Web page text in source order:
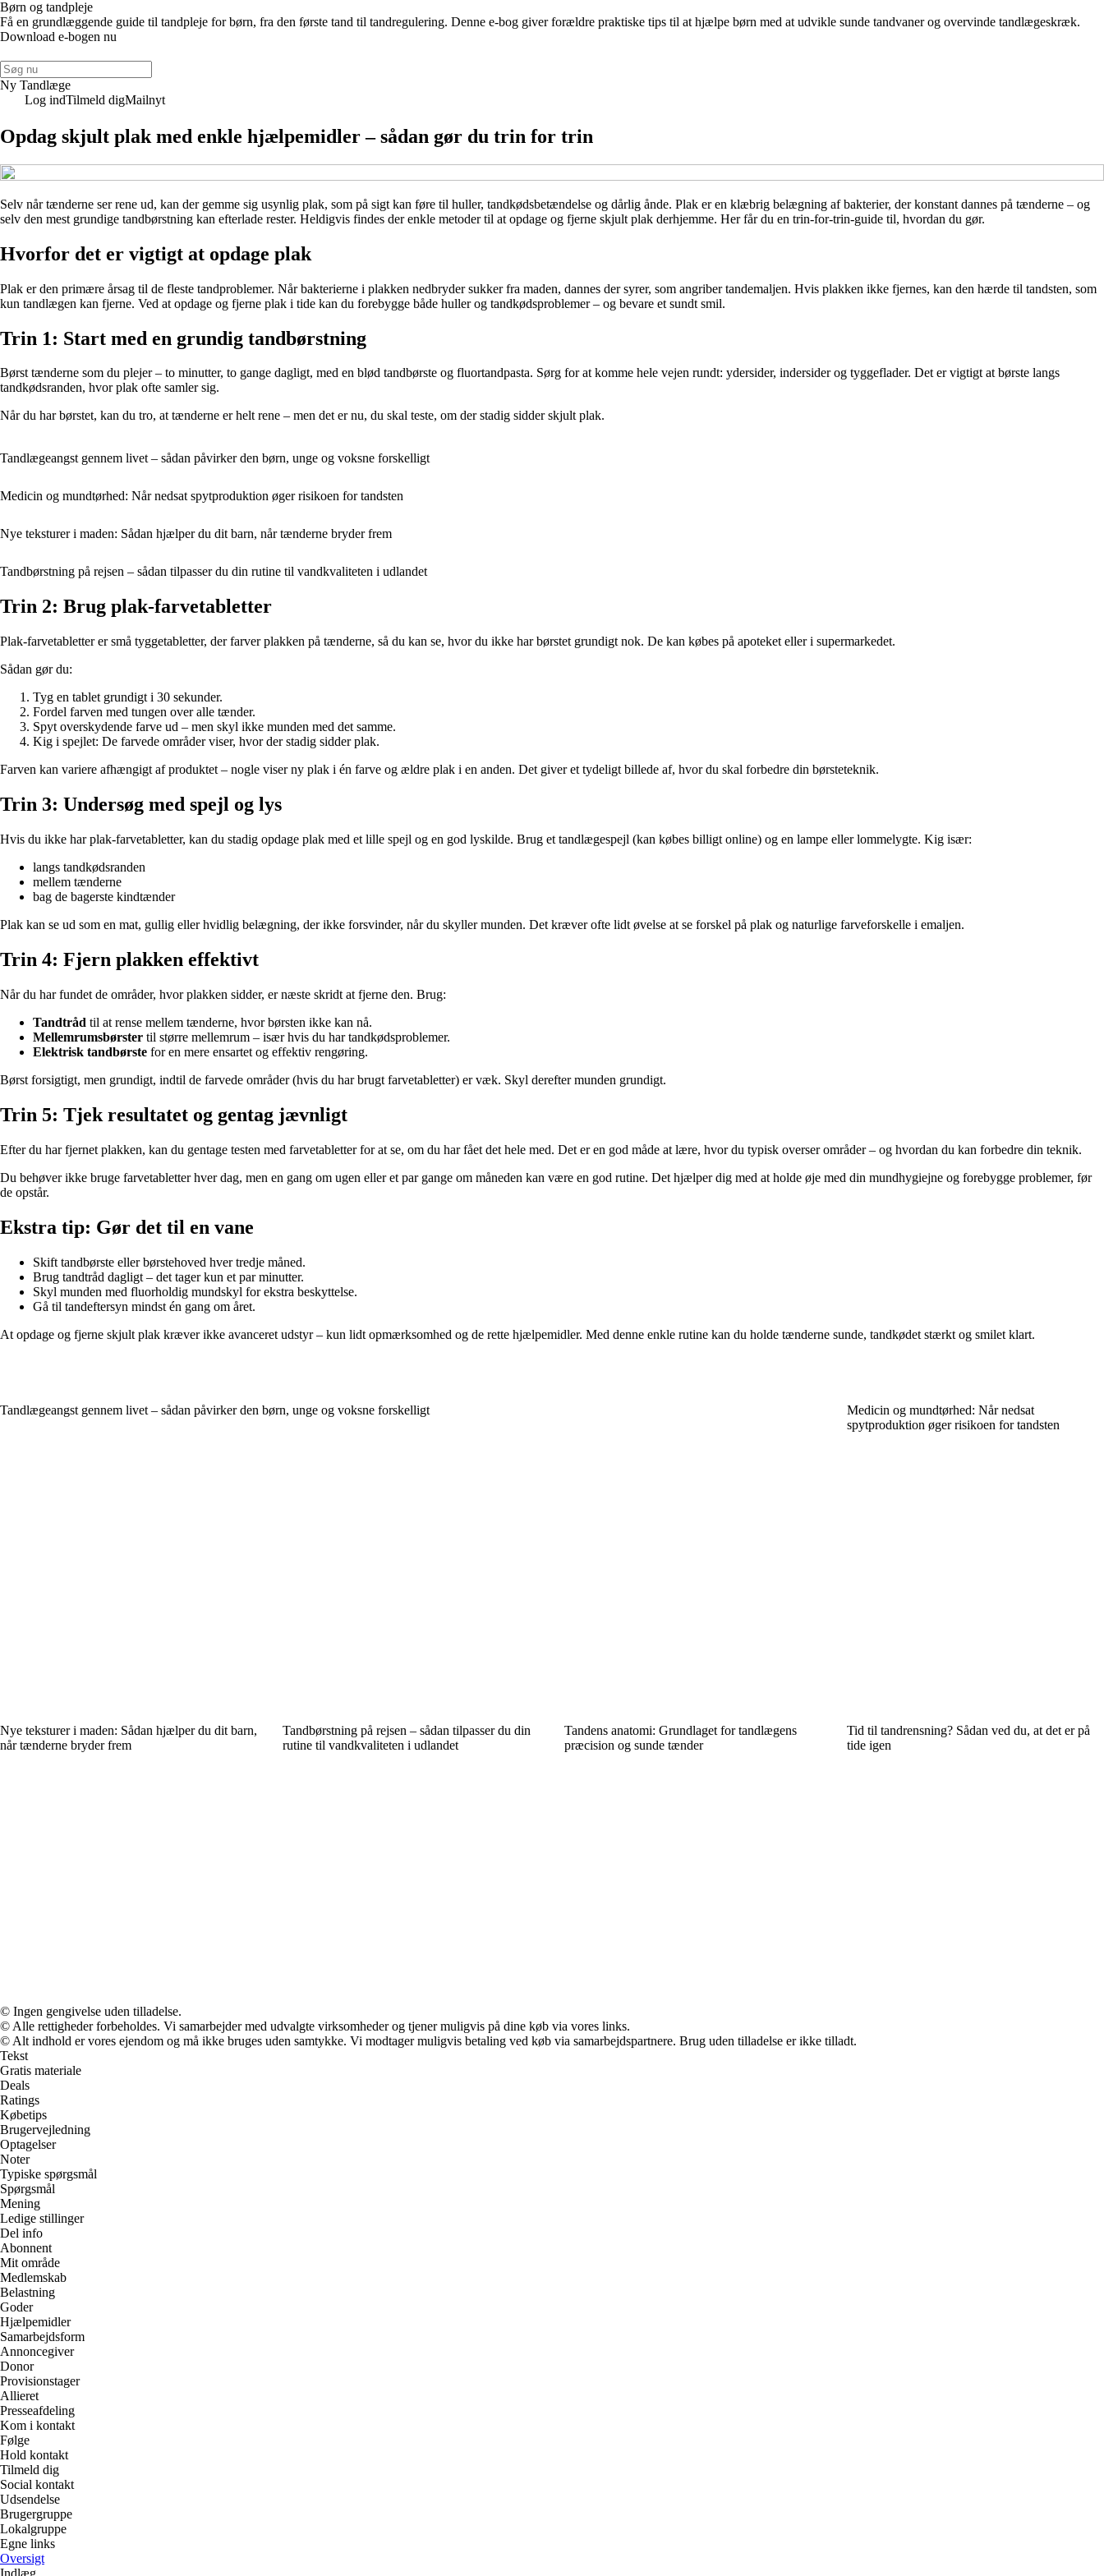
Børn og tandpleje
Få en grundlæggende guide til tandpleje for børn, fra den første tand til tandregulering. Denne e-bog giver forældre praktiske tips til at hjælpe børn med at udvikle sunde tandvaner og overvinde tandlægeskræk.
Download e-bogen nu
Ny Tandlæge
Log indTilmeld digMailnyt
Opdag skjult plak med enkle hjælpemidler – sådan gør du trin for trin
Selv når tænderne ser rene ud, kan der gemme sig usynlig plak, som på sigt kan føre til huller, tandkødsbetændelse og dårlig ånde. Plak er en klæbrig belægning af bakterier, der konstant dannes på tænderne – og
selv den mest grundige tandbørstning kan efterlade rester. Heldigvis findes der enkle metoder til at opdage og fjerne skjult plak derhjemme. Her får du en trin-for-trin-guide til, hvordan du gør.
Hvorfor det er vigtigt at opdage plak
Plak er den primære årsag til de fleste tandproblemer. Når bakterierne i plakken nedbryder sukker fra maden, dannes der syrer, som angriber tandemaljen. Hvis plakken ikke fjernes, kan den hærde til tandsten, som
kun tandlægen kan fjerne. Ved at opdage og fjerne plak i tide kan du forebygge både huller og tandkødsproblemer – og bevare et sundt smil.
Trin 1: Start med en grundig tandbørstning
Børst tænderne som du plejer – to minutter, to gange dagligt, med en blød tandbørste og fluortandpasta. Sørg for at komme hele vejen rundt: ydersider, indersider og tyggeflader. Det er vigtigt at børste langs
tandkødsranden, hvor plak ofte samler sig.
Når du har børstet, kan du tro, at tænderne er helt rene – men det er nu, du skal teste, om der stadig sidder skjult plak.
Tandlægeangst gennem livet – sådan påvirker den børn, unge og voksne forskelligt
Medicin og mundtørhed: Når nedsat spytproduktion øger risikoen for tandsten
Nye teksturer i maden: Sådan hjælper du dit barn, når tænderne bryder frem
Tandbørstning på rejsen – sådan tilpasser du din rutine til vandkvaliteten i udlandet
Trin 2: Brug plak-farvetabletter
Plak-farvetabletter er små tyggetabletter, der farver plakken på tænderne, så du kan se, hvor du ikke har børstet grundigt nok. De kan købes på apoteket eller i supermarkedet.
Sådan gør du:
Tyg en tablet grundigt i 30 sekunder.
Fordel farven med tungen over alle tænder.
Spyt overskydende farve ud – men skyl ikke munden med det samme.
Kig i spejlet: De farvede områder viser, hvor der stadig sidder plak.
Farven kan variere afhængigt af produktet – nogle viser ny plak i én farve og ældre plak i en anden. Det giver et tydeligt billede af, hvor du skal forbedre din børsteteknik.
Trin 3: Undersøg med spejl og lys
Hvis du ikke har plak-farvetabletter, kan du stadig opdage plak med et lille spejl og en god lyskilde. Brug et tandlægespejl (kan købes billigt online) og en lampe eller lommelygte. Kig især:
langs tandkødsranden
mellem tænderne
bag de bagerste kindtænder
Plak kan se ud som en mat, gullig eller hvidlig belægning, der ikke forsvinder, når du skyller munden. Det kræver ofte lidt øvelse at se forskel på plak og naturlige farveforskelle i emaljen.
Trin 4: Fjern plakken effektivt
Når du har fundet de områder, hvor plakken sidder, er næste skridt at fjerne den. Brug:
Tandtråd til at rense mellem tænderne, hvor børsten ikke kan nå.
Mellemrumsbørster til større mellemrum – især hvis du har tandkødsproblemer.
Elektrisk tandbørste for en mere ensartet og effektiv rengøring.
Børst forsigtigt, men grundigt, indtil de farvede områder (hvis du har brugt farvetabletter) er væk. Skyl derefter munden grundigt.
Trin 5: Tjek resultatet og gentag jævnligt
Efter du har fjernet plakken, kan du gentage testen med farvetabletter for at se, om du har fået det hele med. Det er en god måde at lære, hvor du typisk overser områder – og hvordan du kan forbedre din teknik.
Du behøver ikke bruge farvetabletter hver dag, men en gang om ugen eller et par gange om måneden kan være en god rutine. Det hjælper dig med at holde øje med din mundhygiejne og forebygge problemer, før
de opstår.
Ekstra tip: Gør det til en vane
Skift tandbørste eller børstehoved hver tredje måned.
Brug tandtråd dagligt – det tager kun et par minutter.
Skyl munden med fluorholdig mundskyl for ekstra beskyttelse.
Gå til tandeftersyn mindst én gang om året.
At opdage og fjerne skjult plak kræver ikke avanceret udstyr – kun lidt opmærksomhed og de rette hjælpemidler. Med denne enkle rutine kan du holde tænderne sunde, tandkødet stærkt og smilet klart.
Tandlægeangst gennem livet – sådan påvirker den børn, unge og voksne forskelligt
Medicin og mundtørhed: Når nedsat
spytproduktion øger risikoen for tandsten
Nye teksturer i maden: Sådan hjælper du dit barn,
når tænderne bryder frem
Tandbørstning på rejsen – sådan tilpasser du din
rutine til vandkvaliteten i udlandet
Tandens anatomi: Grundlaget for tandlægens
præcision og sunde tænder
Tid til tandrensning? Sådan ved du, at det er på
tide igen
© Ingen gengivelse uden tilladelse.
© Alle rettigheder forbeholdes. Vi samarbejder med udvalgte virksomheder og tjener muligvis på dine køb via vores links.
© Alt indhold er vores ejendom og må ikke bruges uden samtykke. Vi modtager muligvis betaling ved køb via samarbejdspartnere. Brug uden tilladelse er ikke tilladt.
Tekst
Gratis materiale
Deals
Ratings
Købetips
Brugervejledning
Optagelser
Noter
Typiske spørgsmål
Spørgsmål
Mening
Ledige stillinger
Del info
Abonnent
Mit område
Medlemskab
Belastning
Goder
Hjælpemidler
Samarbejdsform
Annoncegiver
Donor
Provisionstager
Allieret
Presseafdeling
Kom i kontakt
Følge
Hold kontakt
Tilmeld dig
Social kontakt
Udsendelse
Brugergruppe
Lokalgruppe
Egne links
Oversigt
Indlæg